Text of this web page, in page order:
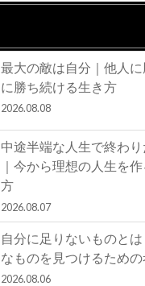
最大の敵は自分｜他人
に勝ち続ける生き方
2026.08.08
中途半端な人生で終わ
｜今から理想の人生を
方
2026.08.07
自分に足りないものと
なものを見つけるため
2026.08.06